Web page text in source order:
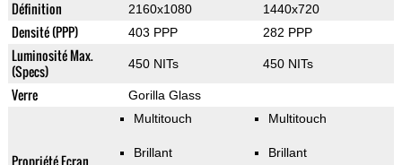
Définition 2160x1080 1440x720
Densité (PPP) 403 PPP 282 PPP
Luminosité Max.
(Specs)
450 NITs 450 NITs
Verre Gorilla Glass
Propriété Ecran
Multitouch
Brillant
Multitouch
Brillant